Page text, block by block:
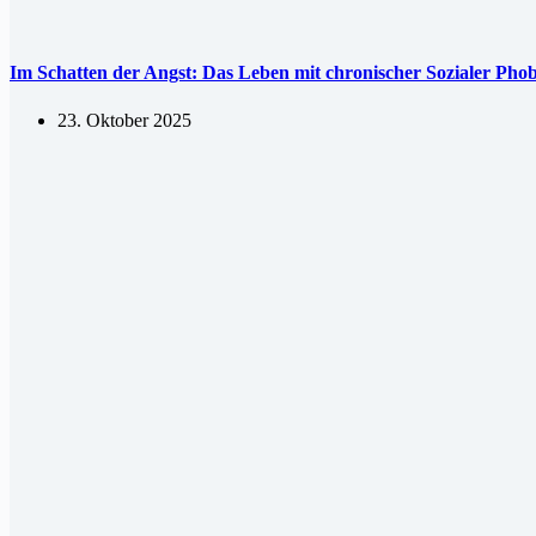
Im Schatten der Angst: Das Leben mit chronischer Sozialer
23. Oktober 2025